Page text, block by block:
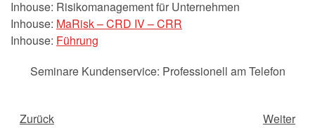
Inhouse: Risikomanagement für Unternehmen
Inhouse: MaRisk – CRD IV – CRR
Inhouse: Führung
Seminare Kundenservice: Professionell am Telefon
Zurück Weiter